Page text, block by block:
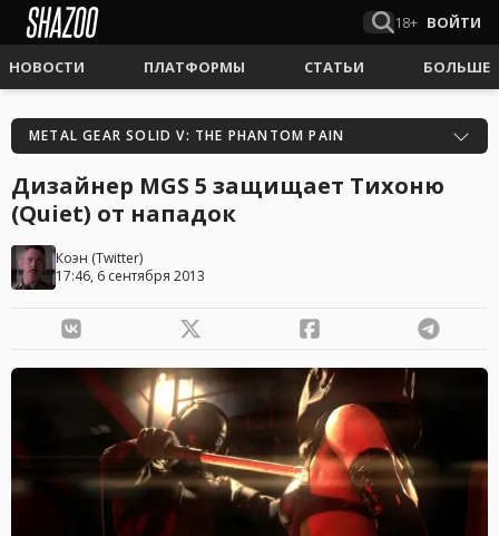
18+ ВОЙТИ
НОВОСТИ ПЛАТФОРМЫ СТАТЬИ БОЛЬШЕ
METAL GEAR SOLID V: THE PHANTOM PAIN
Дизайнер MGS 5 защищает Тихоню
(Quiet) от нападок
Коэн (Twitter)
17:46, 6 сентября 2013